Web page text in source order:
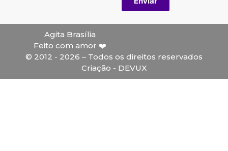
Agita Brasília
Feito com amor ❤️
© 2012 - 2026 – Todos os direitos reservados
Criação - DEVUX